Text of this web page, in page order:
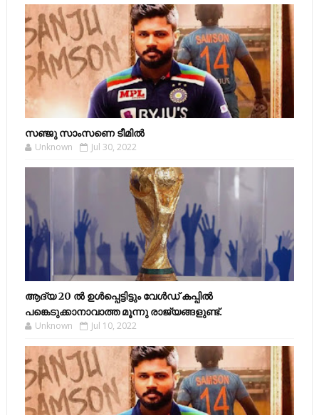
സഞ്ജു സാംസണെ ടീമില്‍
Unknown Jul 30, 2022
ആദ്യ 20 ല്‍ ഉള്‍പ്പെട്ടിട്ടും വേള്‍ഡ് കപ്പില്‍
പങ്കെടുക്കാനാവാത്ത മൂന്നു രാജ്യങ്ങളുണ്ട്.
Unknown Jul 10, 2022